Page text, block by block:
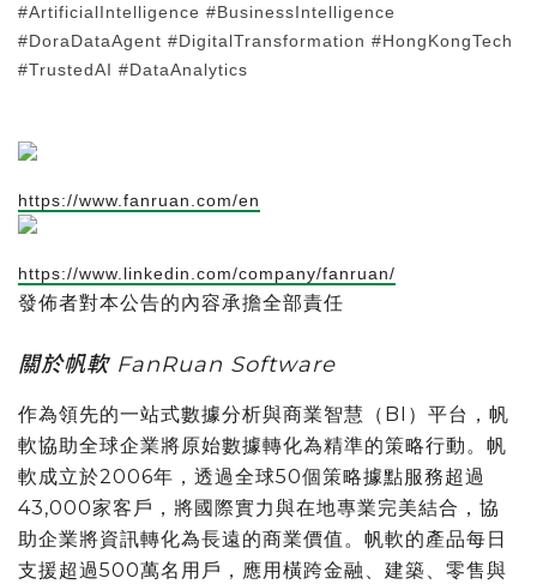
#ArtificialIntelligence #BusinessIntelligence
#DoraDataAgent #DigitalTransformation #HongKongTech
#TrustedAI #DataAnalytics
https://www.fanruan.com/en
https://www.linkedin.com/company/fanruan/
發佈者對本公告的內容承擔全部責任
關於帆軟 FanRuan Software
作為領先的一站式數據分析與商業智慧（BI）平台，帆
軟協助全球企業將原始數據轉化為精準的策略行動。帆
軟成立於2006年，透過全球50個策略據點服務超過
43,000家客戶，將國際實力與在地專業完美結合，協
助企業將資訊轉化為長遠的商業價值。帆軟的產品每日
支援超過500萬名用戶，應用橫跨金融、建築、零售與